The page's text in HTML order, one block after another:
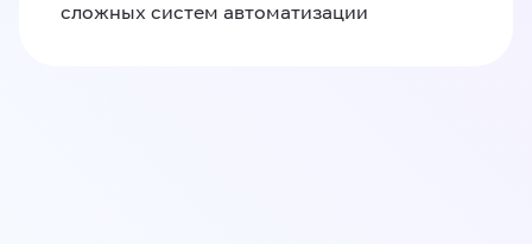
сложных систем автоматизации